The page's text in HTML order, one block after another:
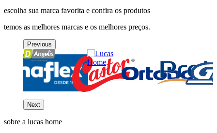
escolha sua marca favorita e confira os produtos
temos as melhores marcas e os melhores preços.
Previous
Next
sobre a lucas home